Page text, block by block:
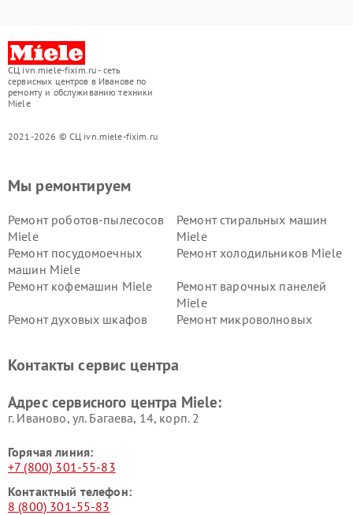
СЦ ivn.miele-fixim.ru - сеть
сервисных центров в Иванове по
ремонту и обслуживанию техники
Miele
2021-2026 © СЦ ivn.miele-fixim.ru
Мы ремонтируем
Ремонт роботов-пылесосов
Miele
Ремонт стиральных машин
Miele
Ремонт посудомоечных
машин Miele
Ремонт холодильников Miele
Ремонт кофемашин Miele
Ремонт варочных панелей
Miele
Ремонт духовых шкафов
Ремонт микроволновых
Miele
Miele
пылесосов Miele
Контакты сервис центра
Адрес сервисного центра Miele:
г. Иваново, ул. Багаева, 14, корп. 2
Горячая линия:
+7 (800) 301-55-83
Контактный телефон:
8 (800) 301-55-83